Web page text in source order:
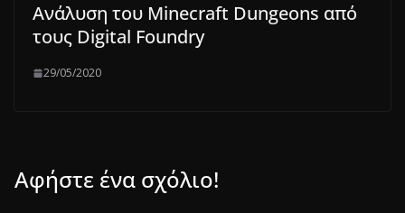
Ανάλυση του Minecraft Dungeons από
τους Digital Foundry
29/05/2020
Αφήστε ένα σχόλιο!